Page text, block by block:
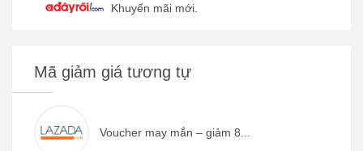
Khuyến mãi mới.
Mã giảm giá tương tự
Voucher may mắn – giảm 8...